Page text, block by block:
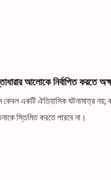
আলোকে নির্বাপিত করতে
একটি ঐতিহাসিক ঘটনামাত্র নয়;
স্তিমিত করতে পারবে না।